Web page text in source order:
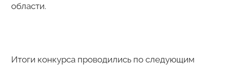
области.
Итоги конкурса проводились по следующим